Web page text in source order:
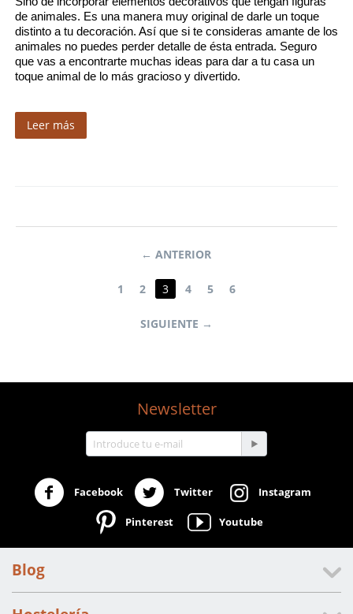
de animales. Es una manera muy original de darle un toque
distinto a tu decoración. Así que si te consideras amante de los
animales no puedes perder detalle de ésta entrada. Seguro
que vas a encontrarte muchas ideas para dar a tu casa un
toque animal de lo más gracioso y divertido.
Leer más
ANTERIOR
1 2 3 4 5 6
SIGUIENTE
Newsletter
Facebook Twitter Instagram
Pinterest Youtube
Blog